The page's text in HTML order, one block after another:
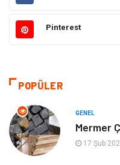
Gıda
Gündem
Otomotiv
Yapı İnşaat
Pinterest
POPÜLER
GENEL
Mermer
17 Şub